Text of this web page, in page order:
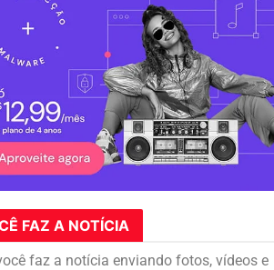
FAZ A NOTÍCIA
faz a notícia enviando fotos, vídeos e